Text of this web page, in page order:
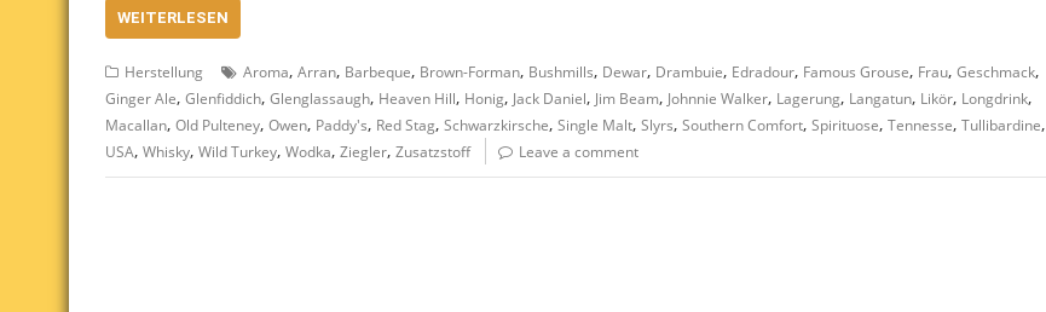
WEITERLESEN
Herstellung Aroma, Arran, Barbeque, Brown-Forman, Bushmills, Dewar, Drambuie, Edradour, Famous Grouse, Frau, Geschmack,
Ginger Ale, Glenfiddich, Glenglassaugh, Heaven Hill, Honig, Jack Daniel, Jim Beam, Johnnie Walker, Lagerung, Langatun, Likör, Longdrink,
Macallan, Old Pulteney, Owen, Paddy's, Red Stag, Schwarzkirsche, Single Malt, Slyrs, Southern Comfort, Spirituose, Tennesse, Tullibardine,
USA, Whisky, Wild Turkey, Wodka, Ziegler, Zusatzstoff Leave a comment